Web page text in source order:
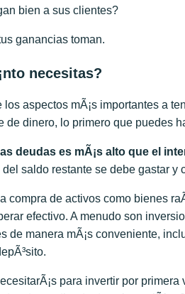
bien a sus clientes?
ganancias toman.
necesitas?
aspectos mÃ¡s importantes a
dinero, lo primero que puedes
deudas es mÃ¡s alto que el
saldo restante se debe gastar y
compra de activos como bienes
efectivo. A menudo son
de manera mÃ¡s conveniente,
para invertir por primera